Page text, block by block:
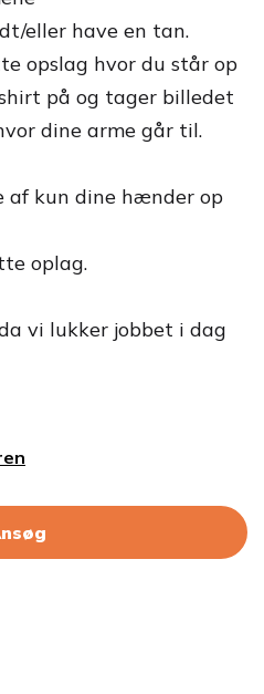
eller have en tan.
opslag hvor du står op
på og tager billedet
dine arme går til.
af kun dine hænder op
oplag.
vi lukker jobbet i dag